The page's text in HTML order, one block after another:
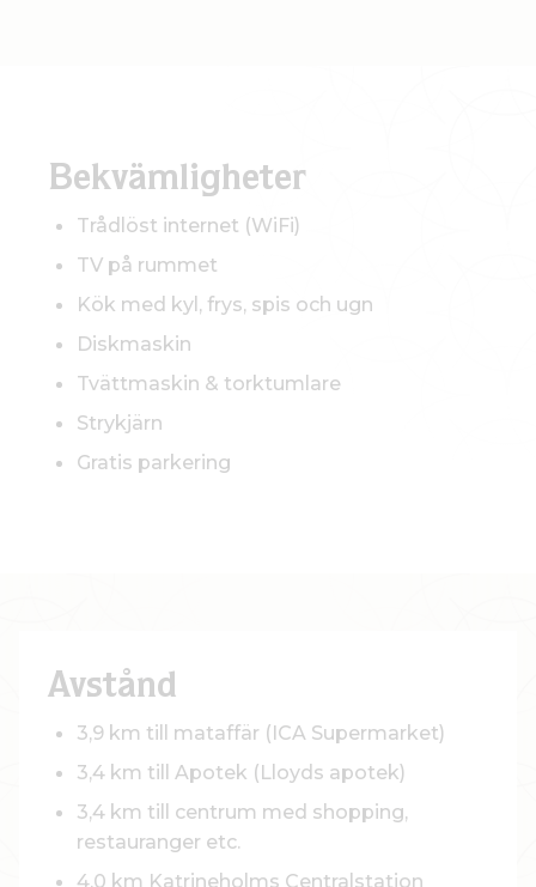
Bekvämligheter
Trådlöst internet (WiFi)
TV på rummet
Kök med kyl, frys, spis och ugn
Diskmaskin
Tvättmaskin & torktumlare
Strykjärn
Gratis parkering
Avstånd
3,9 km till mataffär (ICA Supermarket)
3,4 km till Apotek (Lloyds apotek)
3,4 km till centrum med shopping,
restauranger etc.
4,0 km Katrineholms Centralstation